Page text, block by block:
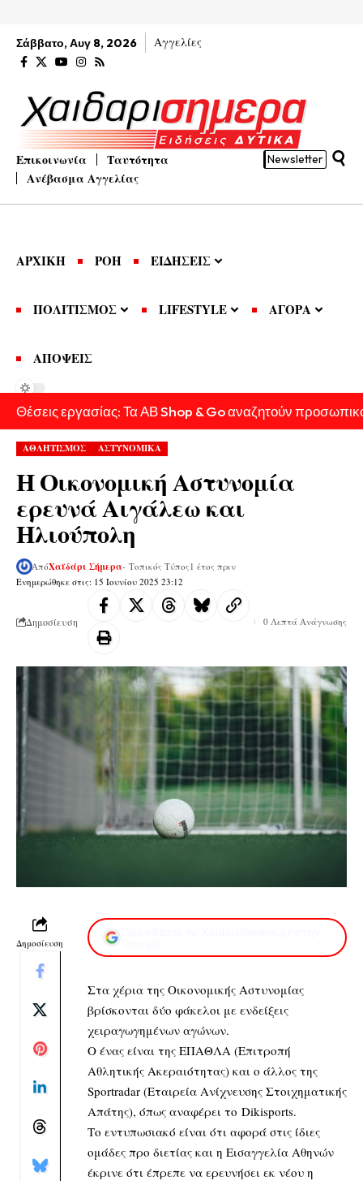
Σάββατο, Αυγ 8, 2026 Αγγελίες
Επικοινωνία
Ταυτότητα
Ανέβασμα Αγγελίας
Newsletter
ΑΡΧΙΚΗ ΡΟΗ ΕΙΔΗΣΕΙΣ
ΠΟΛΙΤΙΣΜΟΣ LIFESTYLE ΑΓΟΡΑ
ΑΠΟΨΕΙΣ
Θέσεις εργασίας: Τα ΑΒ Shop & Go αναζητούν
ΑΘΛΗΤΙΣΜΟΣ ΑΣΤΥΝΟΜΙΚΑ
Η Οικονομική Αστυνομία
ερευνά Αιγάλεω και
Ηλιούπολη
Ενημερώθηκε στις: 15 Ιουνίου 2025 23:12
ΑπόΧαϊδάρι Σήμερα- Τοπικός Τύπος 1 έτος πριν
Δημοσίευση 0 Λεπτά Ανάγνωσης
Δημοσίευση
Στα χέρια της Οικονομικής Αστυνομίας
βρίσκονται δύο φάκελοι με ενδείξεις
χειραγωγημένων αγώνων.
Ο ένας είναι της ΕΠΑΘΛΑ (Επιτροπή
Αθλητικής Ακεραιότητας) και ο άλλος της
Sportradar (Εταιρεία Ανίχνευσης Στοιχηματικής
Απάτης), όπως αναφέρει το Dikisports.
Το εντυπωσιακό είναι ότι αφορά στις ίδιες
ομάδες προ διετίας και η Εισαγγελία Αθηνών
έκρινε ότι έπρεπε να ερευνήσει εκ νέου η